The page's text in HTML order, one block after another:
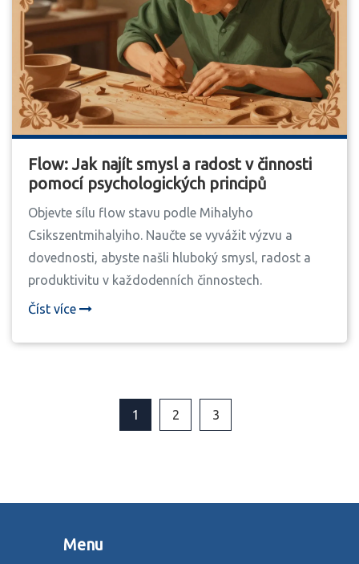
Flow: Jak najít smysl a radost v činnosti
pomocí psychologických principů
Objevte sílu flow stavu podle Mihalyho
Csikszentmihalyiho. Naučte se vyvážit výzvu a
dovednosti, abyste našli hluboký smysl, radost a
produktivitu v každodenních činnostech.
Číst více
1 2 3
Menu